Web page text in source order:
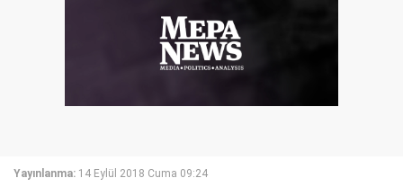
Yayınlanma: 14 Eylül 2018 Cuma 09:24